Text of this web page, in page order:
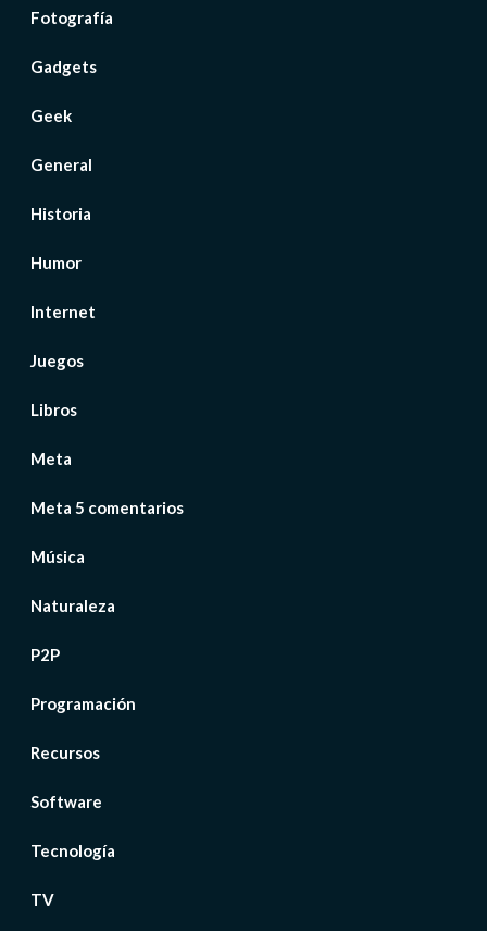
Fotografía
Gadgets
Geek
General
Historia
Humor
Internet
Juegos
Libros
Meta
Meta 5 comentarios
Música
Naturaleza
P2P
Programación
Recursos
Software
Tecnología
TV